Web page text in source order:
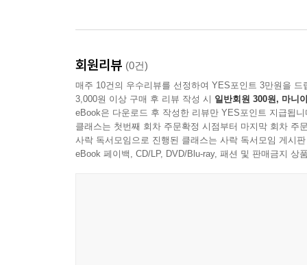
한국 사회와 돌봄의 위기 : 모든 것, 모든 사람이 행
한국 사회는 초고령화, 만성질환 증가, 가족 돌봄
환자’를 중심으로 설계되어 있는 것과 무관하지
내리기 어렵다. 이때 환자는 자기 자신이 ‘판단할
이러한 현실을 돌봄의 논리를 통해 해소해 나갈
회원리뷰 (0건)
매주 10건의 우수리뷰를 선정하여 YES포인트 3만원을 드
3,000원 이상 구매 후 리뷰 작성 시 일반회원 300원, 마니
eBook은 다운로드 후 작성한 리뷰만 YES포인트 지급됩니
클래스는 첫번째 회차 주문확정 시점부터 마지막 회차 주
사락 독서모임으로 진행된 클래스는 사락 독서모임 게시
eBook 페이백, CD/LP, DVD/Blu-ray, 패션 및 판매금지 상